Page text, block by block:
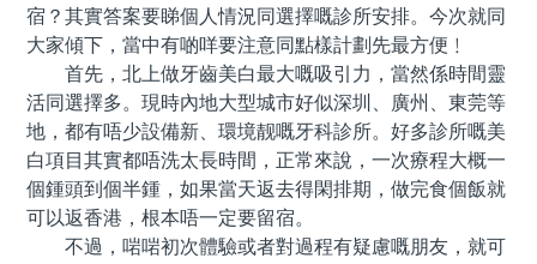
宿？其實答案要睇個人情況同選擇嘅診所安排。今次就同
大家傾下，當中有啲咩要注意同點樣計劃先最方便﹗
首先，北上做牙齒美白最大嘅吸引力，當然係時間靈
活同選擇多。現時內地大型城市好似深圳、廣州、東莞等
地，都有唔少設備新、環境靓嘅牙科診所。好多診所嘅美
白項目其實都唔洗太長時間，正常來說，一次療程大概一
個鍾頭到個半鍾，如果當天返去得閑排期，做完食個飯就
可以返香港，根本唔一定要留宿。
不過，啱啱初次體驗或者對過程有疑慮嘅朋友，就可